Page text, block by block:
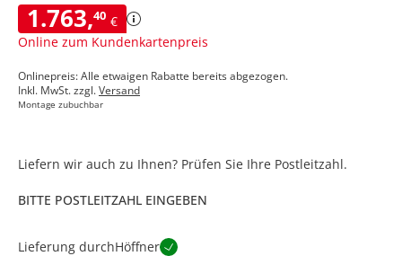
1.763,40 €
Online zum Kundenkartenpreis
Onlinepreis: Alle etwaigen Rabatte bereits abgezogen.
Inkl. MwSt. zzgl.Versand
Montage zubuchbar
Liefern wir auch zu Ihnen? Prüfen Sie Ihre Postleitzahl.
BITTE POSTLEITZAHL EINGEBEN
Lieferung durchHöffner